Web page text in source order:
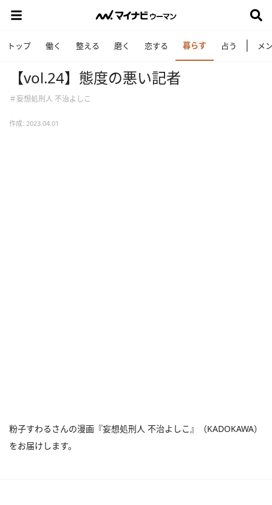
トップ 働く 整える 磨く 恋する 暮らす 占う メ
【vol.24】態度の悪い記者
＃妄想処刑人 不治よしこ
作成: 2023.04.01
粉子すわるさんの漫画『妄想処刑人 不治よしこ』（KADOKAWA）
をお届けします。